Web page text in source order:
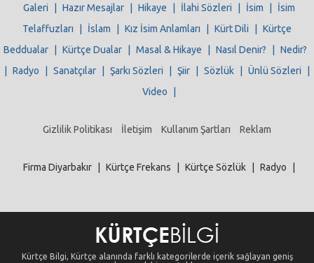
Galeri
Hazır Mesajlar Hikaye İlahi Sözleri İsim
İsim
Telaffuzları
İslam Kız İsim Anlamları Kürt Dili
Kürtçe
Beddualar
Kürtçe Dualar Masal & Hikaye Nasıl Denir?
Nedir?
Radyo Sanatçılar Şarkı Sözleri Şiir Sözlük Ünlü Sözleri
Video
Gizlilik Politikası İletişim Kullanım Şartları Reklam
Firma Diyarbakır Kürtçe Frekans Kürtçe Sözlük Radyo
Kürtçe Bilgi, Kürtçe alanında farklı kategorilerde içerik sağlayan geniş